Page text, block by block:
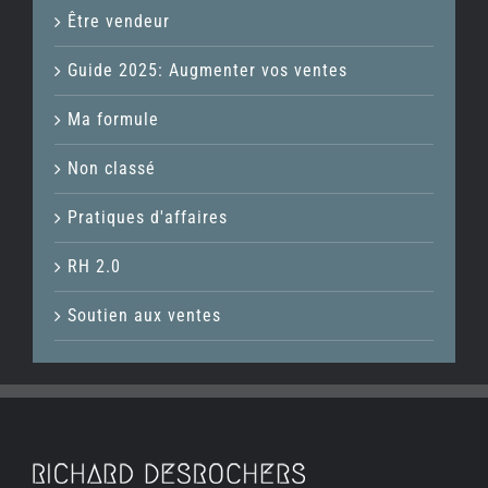
Être vendeur
Guide 2025: Augmenter vos ventes
Ma formule
Non classé
Pratiques d'affaires
RH 2.0
Soutien aux ventes